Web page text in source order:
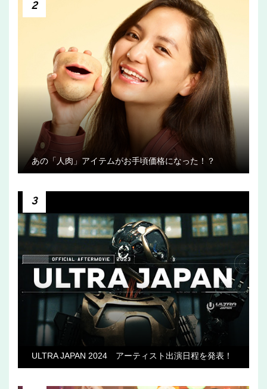
2
あの「人肉」アイテムがお手頃価格になった！？
3
ULTRA JAPAN 2024 アーティスト出演日程を発表！